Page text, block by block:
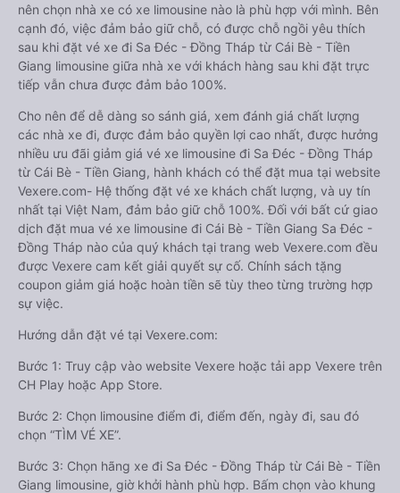
nên chọn nhà xe có xe limousine nào là phù hợp với mình. Bên
cạnh đó, việc đảm bảo giữ chỗ, có được chỗ ngồi yêu thích
sau khi đặt vé xe đi Sa Đéc - Đồng Tháp từ Cái Bè - Tiền
Giang limousine giữa nhà xe với khách hàng sau khi đặt trực
tiếp vẫn chưa được đảm bảo 100%.
Cho nên để dễ dàng so sánh giá, xem đánh giá chất lượng
các nhà xe đi, được đảm bảo quyền lợi cao nhất, được hưởng
nhiều ưu đãi giảm giá vé xe limousine đi Sa Đéc - Đồng Tháp
từ Cái Bè - Tiền Giang, hành khách có thể đặt mua tại website
Vexere.com- Hệ thống đặt vé xe khách chất lượng, và uy tín
nhất tại Việt Nam, đảm bảo giữ chỗ 100%. Đối với bất cứ giao
dịch đặt mua vé xe limousine đi Cái Bè - Tiền Giang Sa Đéc -
Đồng Tháp nào của quý khách tại trang web Vexere.com đều
được Vexere cam kết giải quyết sự cố. Chính sách tặng
coupon giảm giá hoặc hoàn tiền sẽ tùy theo từng trường hợp
sự việc.
Hướng dẫn đặt vé tại Vexere.com:
Bước 1: Truy cập vào website Vexere hoặc tải app Vexere trên
CH Play hoặc App Store.
Bước 2: Chọn limousine điểm đi, điểm đến, ngày đi, sau đó
chọn “TÌM VÉ XE”.
Bước 3: Chọn hãng xe đi Sa Đéc - Đồng Tháp từ Cái Bè - Tiền
Giang limousine, giờ khởi hành phù hợp. Bấm chọn vào khung